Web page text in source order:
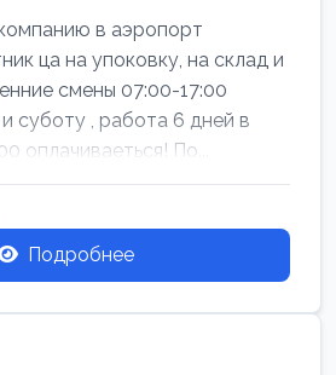
в аэропорт
ца на упоковку, на склад и
смены 07:00-17:00
суботу , работа 6 дней в
оплачиваеться! По...
Подробнее